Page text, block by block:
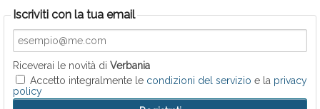
Iscriviti con la tua email
Riceverai le novità di Verbania
Accetto integralmente le condizioni del servizio e la privacy
policy